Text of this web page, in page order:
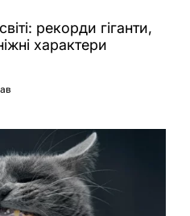
рекорди гіганти,
характери